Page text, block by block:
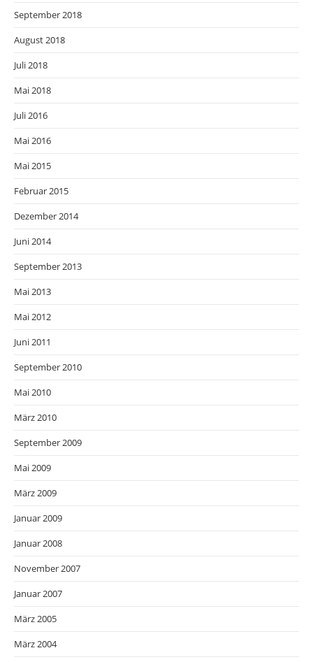
September 2018
August 2018
Juli 2018
Mai 2018
Juli 2016
Mai 2016
Mai 2015
Februar 2015
Dezember 2014
Juni 2014
September 2013
Mai 2013
Mai 2012
Juni 2011
September 2010
Mai 2010
März 2010
September 2009
Mai 2009
März 2009
Januar 2009
Januar 2008
November 2007
Januar 2007
März 2005
März 2004